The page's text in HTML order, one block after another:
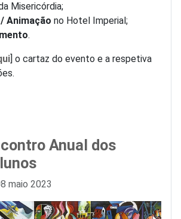
Misericórdia;
Animação no Hotel Imperial;
.
] o cartaz do evento e a respetiva
Anual dos
maio 2023